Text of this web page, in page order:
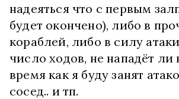
надеяться что с первым
будет окончено), либо в
кораблей, либо в силу
число ходов, не нападёт ли
время как я буду занят
сосед.. и тп.